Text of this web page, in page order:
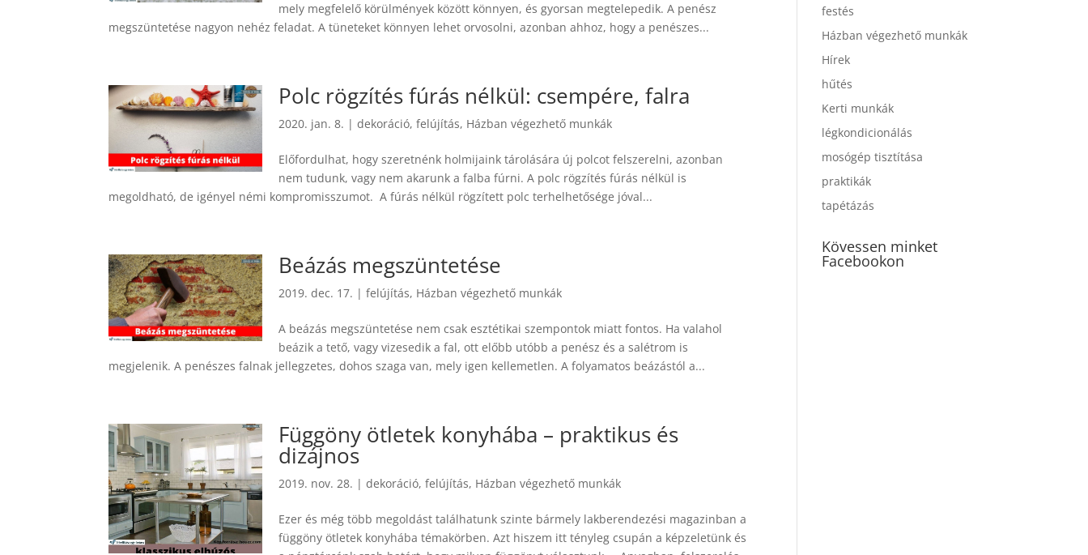
mely megfelelő körülmények között könnyen, és gyorsan megtelepedik. A penész
megszüntetése nagyon nehéz feladat. A tüneteket könnyen lehet orvosolni, azonban ahhoz, hogy a penészes...
Polc rögzítés fúrás nélkül: csempére, falra
2020. jan. 8. |dekoráció,felújítás, Házban végezhető munkák
Előfordulhat, hogy szeretnénk holmijaink tárolására új polcot felszerelni, azonban
nem tudunk, vagy nem akarunk a falba fúrni. A polc rögzítés fúrás nélkül is
megoldható, de igényel némi kompromisszumot. A fúrás nélkül rögzített polc terhelhetősége jóval...
Beázás megszüntetése
2019. dec. 17. |felújítás, Házban végezhető munkák
A beázás megszüntetése nem csak esztétikai szempontok miatt fontos. Ha valahol
beázik a tető, vagy vizesedik a fal, ott előbb utóbb a penész és a salétrom is
megjelenik. A penészes falnak jellegzetes, dohos szaga van, mely igen kellemetlen. A folyamatos beázástól a...
Függöny ötletek konyhába – praktikus és
dizájnos
2019. nov. 28. |dekoráció,felújítás, Házban végezhető munkák
Ezer és még több megoldást találhatunk szinte bármely lakberendezési magazinban a
függöny ötletek konyhába témakörben. Azt hiszem itt tényleg csupán a képzeletünk és
festés
Házban végezhető munkák
Hírek
hűtés
Kerti munkák
légkondicionálás
mosógép tisztítása
praktikák
tapétázás
Kövessen minket
Facebookon